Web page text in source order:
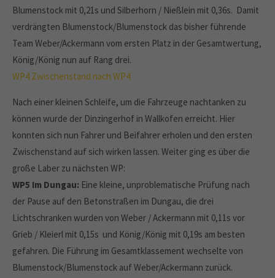
Blumenstock mit 0,21s und Silberhorn / Nießlein mit 0,36s. Damit
verdrängten Blumenstock/Blumenstock das bisher führende
Team Weber/Ackermann vom ersten Platz in der Gesamtwertung,
König/König nun auf Rang drei.
WP4 Zwischenstand nach WP4
Nach einer kleinen Schleife, um die Fahrzeuge nachtanken zu
können wurde der Dinzingerhof in Wallkofen erreicht. Hier
konnten sich nun Fahrer und Beifahrer erholen und den ersten
Zwischenstand auf sich wirken lassen. Weiter ging es über die
große Laber zu nächsten WP:
WP5 Im Dungau: Eine kleine, unproblematische Prüfung nach
der Pause auf den Betonstraßen im Dungau, die drei
Lichtschranken wurden von Weber / Ackermann mit 0,11s vor
Grieb / Kleierl mit 0,15s und König/König mit 0,19s am besten
gefahren. Die Führung im Gesamtklassement wechselte von
Blumenstock/Blumenstock auf Weber/Ackermann zurück.